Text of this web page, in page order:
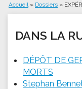
Vous êtes
Accueil » Dossiers »
DANS LA
DÉPÔT DE
MORTS
Stephan